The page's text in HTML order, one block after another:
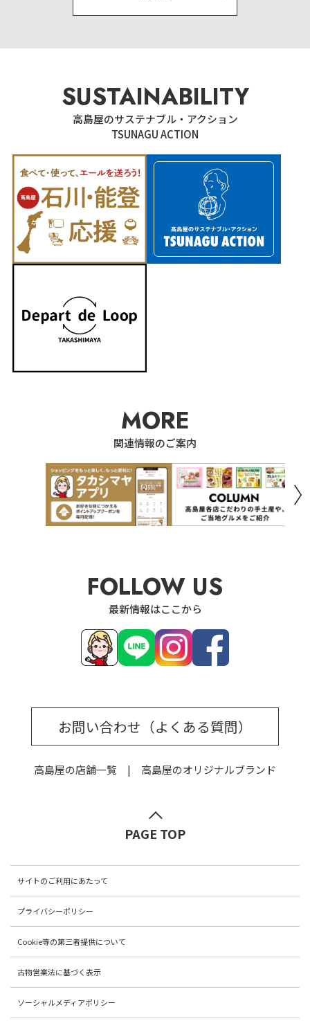
SUSTAINABILITY
高島屋のサステナブル・アクション
TSUNAGU ACTION
MORE
関連情報のご案内
FOLLOW US
最新情報はここから
お問い合わせ（よくある質問）
高島屋の店舗一覧 高島屋のオリジナルブランド
PAGE TOP
サイトのご利用にあたって
プライバシーポリシー
Cookie等の第三者提供について
古物営業法に基づく表示
ソーシャルメディアポリシー